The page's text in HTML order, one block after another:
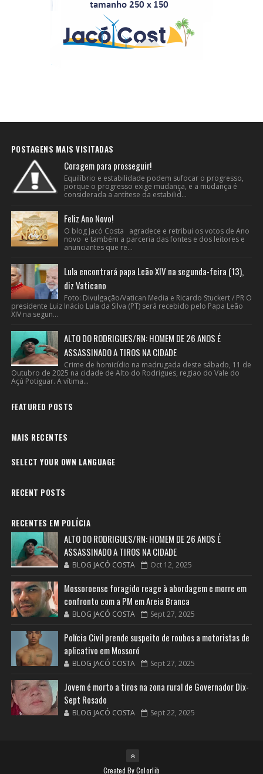
POSTAGENS MAIS VISITADAS
Coragem para prosseguir!
Equilíbrio e estabilidade podem sufocar o progresso,
porque o progresso exige mudança, e a mudança é
considerada a antítese da estabilid...
Feliz Ano Novo!
O blog Jacó Costa agradece e retribui os votos de Ano
novo e também a parceria das fontes e dos leitores e
anunciantes que re...
Lula encontrará papa Leão XIV na segunda-feira (13),
diz Vaticano
Foto: Divulgação/Vatican Media e Ricardo Stuckert / PR O
presidente Luiz Inácio Lula da Silva (PT) será recebido pelo Papa Leão
XIV na segun...
ALTO DO RODRIGUES/RN: HOMEM DE 26 ANOS É
ASSASSINADO A TIROS NA CIDADE
Crime de homicídio na madrugada deste sábado, 11 de
Outubro de 2025 na cidade de Alto do Rodrigues, regiao do Vale do
Açú Potiguar. A vítima...
FEATURED POSTS
MAIS RECENTES
SELECT YOUR OWN LANGUAGE
RECENT POSTS
RECENTES EM POLÍCIA
ALTO DO RODRIGUES/RN: HOMEM DE 26 ANOS É
ASSASSINADO A TIROS NA CIDADE
BLOG JACÓ COSTA Oct 12, 2025
Mossoroense foragido reage à abordagem e morre em
confronto com a PM em Areia Branca
BLOG JACÓ COSTA Sept 27, 2025
Polícia Civil prende suspeito de roubos a motoristas de
aplicativo em Mossoró
BLOG JACÓ COSTA Sept 27, 2025
Jovem é morto a tiros na zona rural de Governador Dix-
Sept Rosado
BLOG JACÓ COSTA Sept 22, 2025
Created ByColorlib